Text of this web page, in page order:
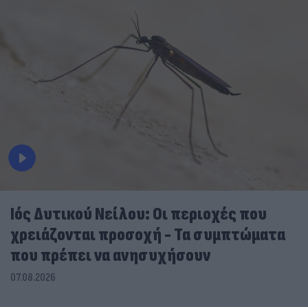
Ιός Δυτικού Νείλου: Οι περιοχές που
χρειάζονται προσοχή - Τα συμπτώματα
που πρέπει να ανησυχήσουν
07.08.2026